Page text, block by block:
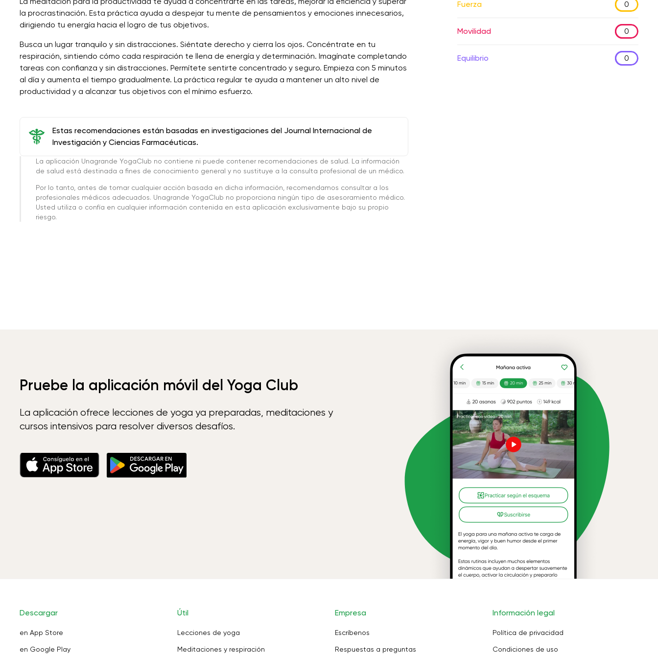
la procrastinación. Esta práctica ayuda a despejar tu mente de pensamientos y emociones innecesarios,
dirigiendo tu energía hacia el logro de tus objetivos.
Busca un lugar tranquilo y sin distracciones. Siéntate derecho y cierra los ojos. Concéntrate en tu
respiración, sintiendo cómo cada respiración te llena de energía y determinación. Imagínate completando
tareas con confianza y sin distracciones. Permítete sentirte concentrado y seguro. Empieza con 5 minutos
al día y aumenta el tiempo gradualmente. La práctica regular te ayuda a mantener un alto nivel de
productividad y a alcanzar tus objetivos con el mínimo esfuerzo.
Estas recomendaciones están basadas en investigaciones del Journal Internacional de
Investigación y Ciencias Farmacéuticas.
La aplicación Unagrande YogaClub no contiene ni puede contener recomendaciones de salud. La información
de salud está destinada a fines de conocimiento general y no sustituye a la consulta profesional de un médico.
Por lo tanto, antes de tomar cualquier acción basada en dicha información, recomendamos consultar a los
profesionales médicos adecuados. Unagrande YogaClub no proporciona ningún tipo de asesoramiento médico.
Usted utiliza o confía en cualquier información contenida en esta aplicación exclusivamente bajo su propio
riesgo.
Fuerza 0
Movilidad 0
Equilibrio 0
Pruebe la aplicación móvil del Yoga Club
La aplicación ofrece lecciones de yoga ya preparadas, meditaciones y
cursos intensivos para resolver diversos desafíos.
Descargar
en App Store
en Google Play
Útil
Lecciones de yoga
Meditaciones y respiración
Empresa
Escríbenos
Respuestas a preguntas
Información legal
Política de privacidad
Condiciones de uso